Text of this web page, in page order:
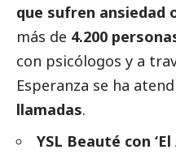
que sufren ansiedad
más de 4.200
con psicólogos y a
Esperanza se ha
llamadas.
YSL Beauté con